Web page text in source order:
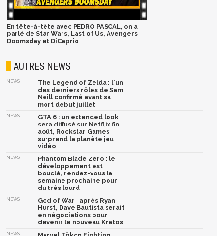
En tête-à-tête avec PEDRO PASCAL, on a
parlé de Star Wars, Last of Us, Avengers
Doomsday et DiCaprio
AUTRES NEWS
NEWS
The Legend of Zelda : l'un
des derniers rôles de Sam
Neill confirmé avant sa
mort début juillet
NEWS
GTA 6 : un extended look
sera diffusé sur Netflix fin
août, Rockstar Games
surprend la planète jeu
vidéo
NEWS
Phantom Blade Zero : le
développement est
bouclé, rendez-vous la
semaine prochaine pour
du très lourd
NEWS
God of War : après Ryan
Hurst, Dave Bautista serait
en négociations pour
devenir le nouveau Kratos
NEWS